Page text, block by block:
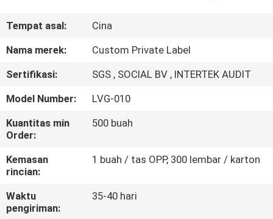
KAMI
PABRIK
KONTROL
KUALITAS
Tempat asal:
Cina
Nama merek:
Custom Private Label
Sertifikasi:
SGS , SOCIAL BV , INTERTEK AUDIT
Model Number:
LVG-010
Kuantitas min
Order:
500 buah
Kemasan
rincian:
1 buah / tas OPP, 300 lembar / karton
Waktu
pengiriman:
35-40 hari